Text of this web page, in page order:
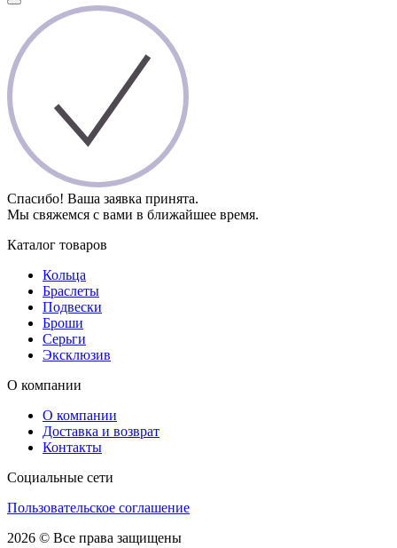
Спасибо! Ваша заявка принята.
Мы свяжемся с вами в ближайшее время.
Каталог товаров
Кольца
Браслеты
Подвески
Броши
Серьги
Эксклюзив
О компании
О компании
Доставка и возврат
Контакты
Социальные сети
Пользовательское соглашение
2026 © Все права защищены